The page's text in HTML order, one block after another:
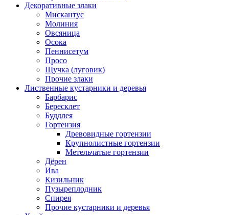
Декоративные злаки
Мискантус
Молиния
Овсяница
Осока
Пеннисетум
Просо
Щучка (луговик)
Прочие злаки
Лиственные кустарники и деревья
Барбарис
Бересклет
Буддлея
Гортензия
Древовидные гортензии
Крупнолистные гортензии
Метельчатые гортензии
Дёрен
Ива
Кизильник
Пузыреплодник
Спирея
Прочие кустарники и деревья